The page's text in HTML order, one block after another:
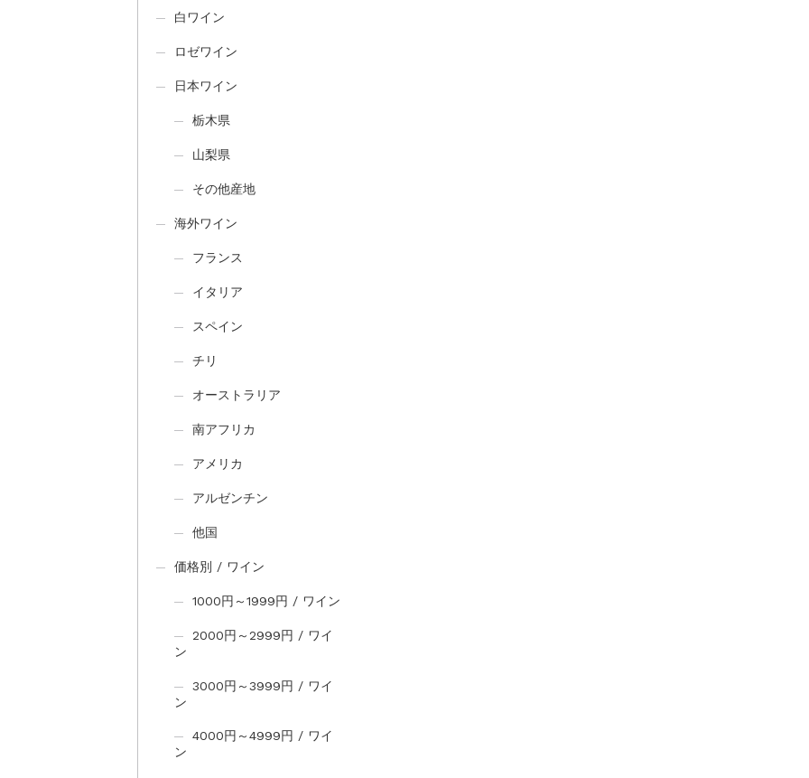
白ワイン
ロゼワイン
日本ワイン
栃木県
山梨県
その他産地
海外ワイン
フランス
イタリア
スペイン
チリ
オーストラリア
南アフリカ
アメリカ
アルゼンチン
他国
価格別 / ワイン
1000円～1999円 / ワイン
2000円～2999円 / ワイ
ン
3000円～3999円 / ワイ
ン
4000円～4999円 / ワイ
ン